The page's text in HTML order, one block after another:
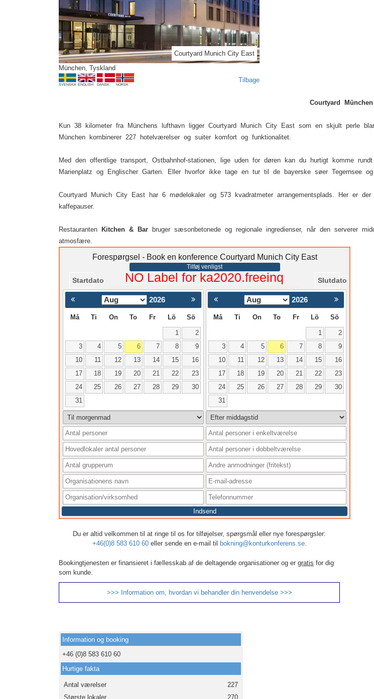
Courtyard Munich City East
München, Tyskland
SVENSKA ENGLISH DANSK NORSK
Tilbage
Courtyard
Kun 38 kilometer fra Münchens lufthavn ligger Courtyard Munich City East som en skjult perle
München kombinerer 227 hotelværelser og suiter komfort og funktionalitet.
Med den offentlige transport, Ostbahnhof-stationen, lige uden for døren kan du hurtigt komme
Marienplatz og Englischer Garten. Eller hvorfor ikke tage en tur til de bayerske søer Tegernsee og
Courtyard Munich City East har 6 mødelokaler og 573 kvadratmeter arrangementsplads. Her er
kaffepauser.
Restauranten Kitchen & Bar bruger sæsonbetonede og regionale ingredienser, når den serverer
atmosfære.
Forespørgsel - Book en konference Courtyard Munich City East
Tilføj venligst
Startdato NO Label for ka2020.freeinq Slutdato
2026
Må Ti On To Fr Lö Sö
1
2
3
4 5 6 7 8
9
10
11 12 13 14 15
16
17
18 19 20 21 22
23
24
25 26 27 28 29
30
31
< Föregående Nästa >
2026
Må Ti On To Fr Lö Sö
1
2
3
4 5 6 7 8
9
10
11 12 13 14 15
16
17
18 19 20 21 22
23
24
25 26 27 28 29
30
31
Indsend
Du er altid velkommen til at ringe til os for tilføjelser, spørgsmål eller nye forespørgsler:
+46(0)8 583 610 60eller sende en e-mail til bokning@konturkonferens.se.
Bookingtjenesten er finansieret i fællesskab af de deltagende organisationer og er gratis for dig
som kunde.
>>> Information om, hvordan vi behandler din henvendelse >>>
Information og booking
+46 (0)8 583 610 60
Hurtige fakta
Antal værelser
227
Største lokaler
270